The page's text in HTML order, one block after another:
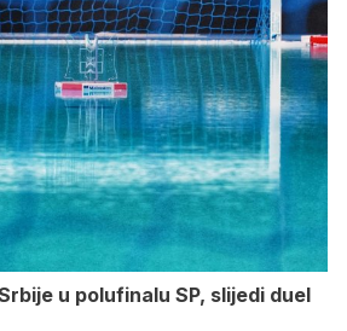
u polufinalu SP, slijedi duel